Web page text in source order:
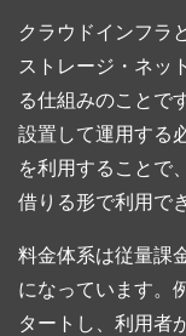
クラウドインフラ
ストレージ・ネッ
る仕組みのことで
設置して運用する
を利用することで
借りる形で利用で
料金体系は従量課
になっています。
タートし、利用者